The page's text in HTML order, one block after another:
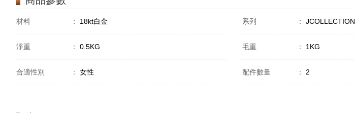
材料 ： 18kt白金 系列 ： JCOLLECTION
淨重 ： 0.5KG 毛重 ： 1KG
合適性別 ： 女性 配件數量 ： 2